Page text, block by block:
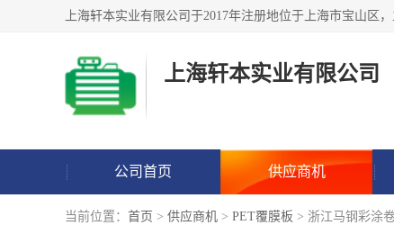
上海轩本实业有限公司
公司首页 供应商机
当前位置： 首页 > 供应商机 > PET覆膜板 > 浙江马钢彩涂